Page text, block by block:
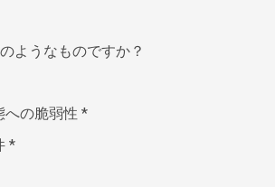
ようなものですか？
への脆弱性*
*